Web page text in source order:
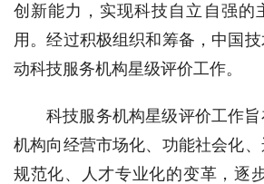
创新能力，实现科技自立自强的
用。经过积极组织和筹备，中国
动科技服务机构星级评价工作。
科技服务机构星级评价工作
机构向经营市场化、功能社会化
规范化、人才专业化的变革，逐